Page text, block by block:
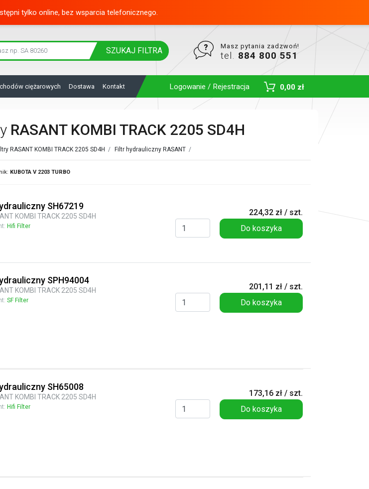
tylko online, bez wsparcia telefonicznego.
SZUKAJ FILTRA Masz pytania zadzwoń!
tel. 884 800 551
ciężarowych Dostawa Kontakt Logowanie / Rejestracja 0,00 zł
Toggle Dropdown
RASANT KOMBI TRACK 2205 SD4H
RASANT KOMBI TRACK 2205 SD4H / Filtr hydrauliczny RASANT /
KUBOTA V 2203 TURBO
SH67219
KOMBI TRACK 2205 SD4H
Hifi Filter
224,32 zł / szt.
Do koszyka
SPH94004
KOMBI TRACK 2205 SD4H
SF Filter
201,11 zł / szt.
Do koszyka
SH65008
KOMBI TRACK 2205 SD4H
Hifi Filter
173,16 zł / szt.
Do koszyka